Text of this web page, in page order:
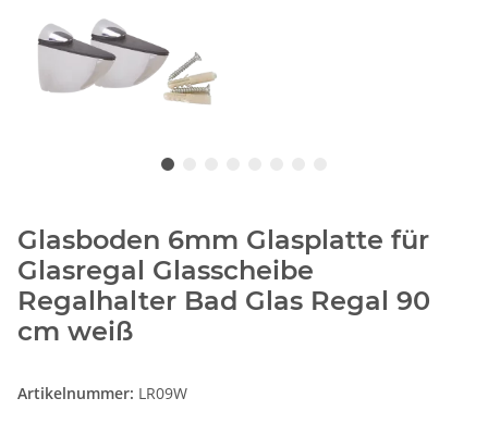
Glasboden 6mm Glasplatte für
Glasregal Glasscheibe
Regalhalter Bad Glas Regal 90
cm weiß
Artikelnummer: LR09W